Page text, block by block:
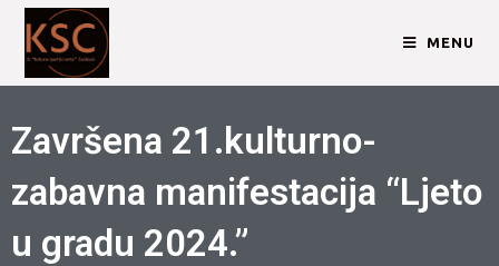
MENU
Završena 21.kulturno-
zabavna manifestacija “Ljeto
u gradu 2024.”